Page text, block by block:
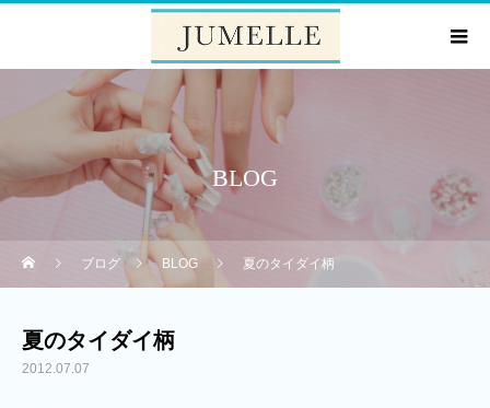
BLOG
ブログ BLOG 夏のタイダイ柄
夏のタイダイ柄
2012.07.07